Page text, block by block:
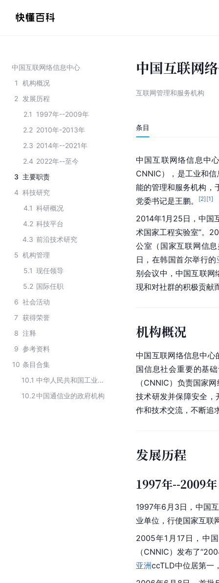
中国互联网络信息中心
1
机构概况
2 发展历程
2.1
1997年--2009年
2.2 2010年-2013年
2.3 2014年--2021年
2.4 2022年--至今
3 主要职责
4 科技研究
4.1 科研概况
4.2 科技平台
4.3 前沿技术研究
5 机构管理
5.1 现任领导
5.2 国际任职
6 社会活动
7 获得荣誉
8 注释
9 参考资料
10 条目合集
10.1
中华人民共和国工业和信息化部部属单位
10.2中国通信业的政府机构
中国互联网
互联网管理和服务机构
条目
中国互联网络信息中
CNNIC），是工业和
能的管理和服务机构，
党委书记是王鹏。
[2] [1]
2014年1月25日，中国
术国家工程实验室”。
公室（国家互联网信
日，在韩国首尔举行的
别会议中，中国互联网
现和对社群的积极贡献
机构概况
中国互联网络信息中
国信息社会重要的基
（CNNIC）负责国家
技术研发并保障安全，
作和技术交流，不断追
发展历程
1997年--2009年
1997年6月3日，中国
业单位，行使国家互联
2005年1月17日，中
（CNNIC）发布了
亚洲ccTLD中位居第一